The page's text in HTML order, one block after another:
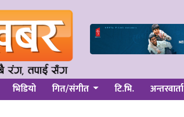
भिडियो गित/संगीत टि.भि. अन्तरवार्ता